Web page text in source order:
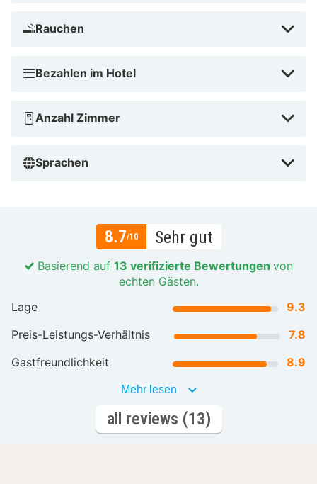
Rauchen
Bezahlen im Hotel
Anzahl Zimmer
Sprachen
8.7/10 Sehr gut
Basierend auf 13 verifizierte Bewertungen von
echten Gästen.
Lage
9.3
Preis-Leistungs-Verhältnis
7.8
Gastfreundlichkeit
8.9
Mehr lesen
all reviews (13)